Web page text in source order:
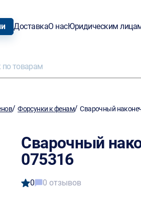
ДоставкаО насЮридическим
/Форсунки к фенам/Сварочный
Сварочный
075316
0 0 отзывов